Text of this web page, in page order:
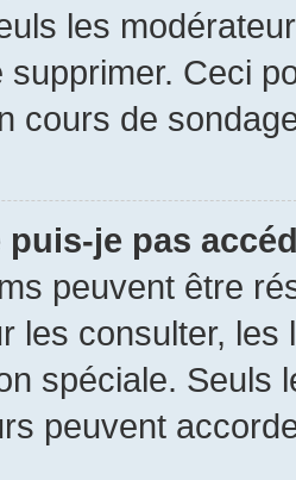
les
supprimer. Ceci
cours de
je pas
peuvent être
les consulter,
spéciale. Seuls
peuvent